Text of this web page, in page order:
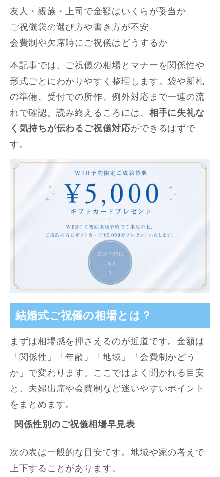
友人・親族・上司で金額はいくらが妥当か
ご祝儀袋の選び方や書き方が不安
会費制や欠席時にご祝儀はどうするか
本記事では、ご祝儀の相場とマナーを関係性や
形式ごとにわかりやすく整理します。袋や新札
の準備、受付での所作、例外対応まで一連の流
れで確認。読み終えるころには、 相手に失礼な
く気持ちが伝わるご祝儀対応ができるはずで
す。
結婚式ご祝儀の相場とは？
まずは相場感を押さえるのが近道です。金額は
「関係性」「年齢」「地域」「会費制かどう
か」で変わります。ここではよく聞かれる目安
と、夫婦出席や会費制など迷いやすいポイント
をまとめます。
関係性別のご祝儀相場早見表
次の表は一般的な目安です。地域や家の考えで
上下することがあります。